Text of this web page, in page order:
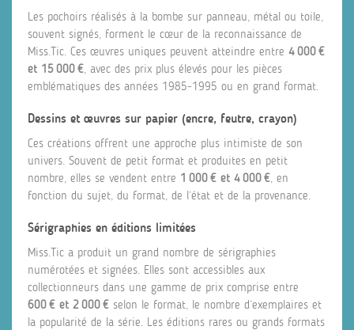
Les pochoirs réalisés à la bombe sur panneau, métal ou toile,
souvent signés, forment le cœur de la reconnaissance de
Miss.Tic. Ces œuvres uniques peuvent atteindre entre 4 000 €
et 15 000 €, avec des prix plus élevés pour les pièces
emblématiques des années 1985‑1995 ou en grand format.
Dessins et œuvres sur papier (encre, feutre, crayon)
Ces créations offrent une approche plus intimiste de son
univers. Souvent de petit format et produites en petit
nombre, elles se vendent entre 1 000 € et 4 000 €, en
fonction du sujet, du format, de l’état et de la provenance.
Sérigraphies en éditions limitées
Miss.Tic a produit un grand nombre de sérigraphies
numérotées et signées. Elles sont accessibles aux
collectionneurs dans une gamme de prix comprise entre
600 € et 2 000 € selon le format, le nombre d’exemplaires et
la popularité de la série. Les éditions rares ou grands formats